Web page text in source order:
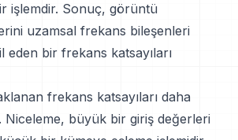
işlemdir. Sonuç, görüntü
uzamsal frekans bileşenleri
eden bir frekans katsayıları
frekans katsayıları daha
Niceleme, büyük bir giriş değerleri